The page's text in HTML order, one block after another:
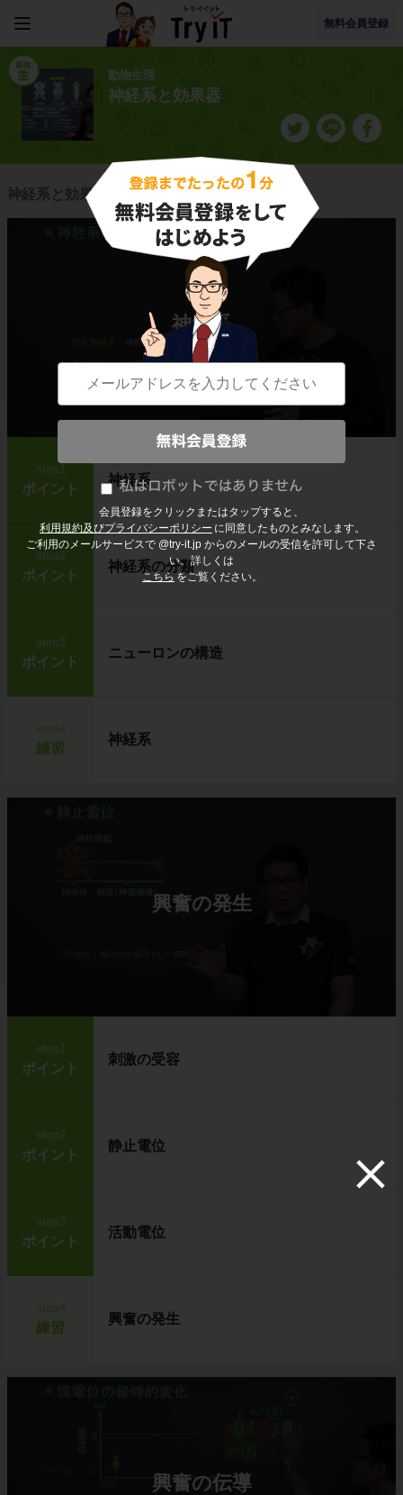
無料会員登録
会員登録をクリックまたはタップすると、
利用規約及びプライバシーポリシー に同意したものとみなします。
ご利用のメールサービスで @try-it.jp からのメールの受信を許可して下さ
い。詳しくは
こちら をご覧ください。
動物生理
神経系と効果器
神経系と効果器に関連する授業一覧
神経系
step1
ポイント
神経系
step2
ポイント
神経系の分類
step3
ポイント
ニューロンの構造
練習
神経系
興奮の発生
step1
ポイント
刺激の受容
step2
ポイント
静止電位
step3
ポイント
活動電位
練習
興奮の発生
興奮の伝導